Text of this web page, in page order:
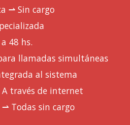
⇀ Sin cargo
48 hs.
llamadas simultáneas
al sistema
través de internet
Todas sin cargo